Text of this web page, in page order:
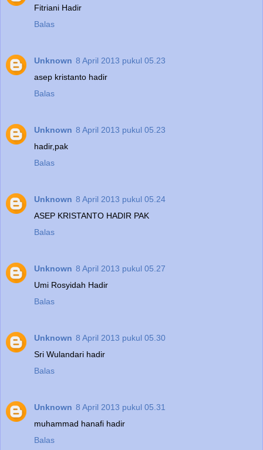
Fitriani Hadir
Balas
Unknown 8 April 2013 pukul 05.23
asep kristanto hadir
Balas
Unknown 8 April 2013 pukul 05.23
hadir,pak
Balas
Unknown 8 April 2013 pukul 05.24
ASEP KRISTANTO HADIR PAK
Balas
Unknown 8 April 2013 pukul 05.27
Umi Rosyidah Hadir
Balas
Unknown 8 April 2013 pukul 05.30
Sri Wulandari hadir
Balas
Unknown 8 April 2013 pukul 05.31
muhammad hanafi hadir
Balas